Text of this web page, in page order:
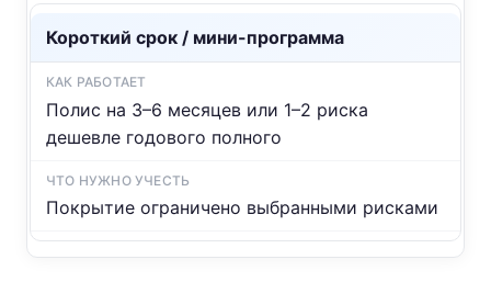
Короткий срок / мини-программа
Полис на 3–6 месяцев или 1–2 риска
дешевле годового полного
Покрытие ограничено выбранными рисками